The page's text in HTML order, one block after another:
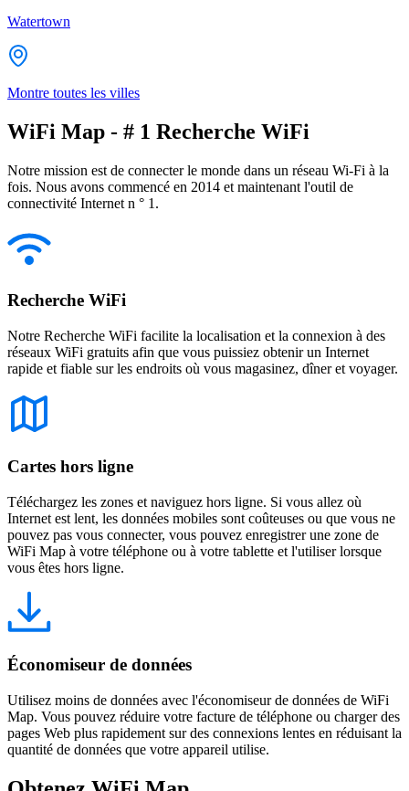
Watertown
Montre toutes les villes
WiFi Map - # 1 Recherche WiFi
Notre mission est de connecter le monde dans un réseau Wi-Fi à la
fois. Nous avons commencé en 2014 et maintenant l'outil de
connectivité Internet n ° 1.
Recherche WiFi
Notre Recherche WiFi facilite la localisation et la connexion à des
réseaux WiFi gratuits afin que vous puissiez obtenir un Internet
rapide et fiable sur les endroits où vous magasinez, dîner et voyager.
Cartes hors ligne
Téléchargez les zones et naviguez hors ligne. Si vous allez où
Internet est lent, les données mobiles sont coûteuses ou que vous ne
pouvez pas vous connecter, vous pouvez enregistrer une zone de
WiFi Map à votre téléphone ou à votre tablette et l'utiliser lorsque
vous êtes hors ligne.
Économiseur de données
Utilisez moins de données avec l'économiseur de données de WiFi
Map. Vous pouvez réduire votre facture de téléphone ou charger des
pages Web plus rapidement sur des connexions lentes en réduisant la
quantité de données que votre appareil utilise.